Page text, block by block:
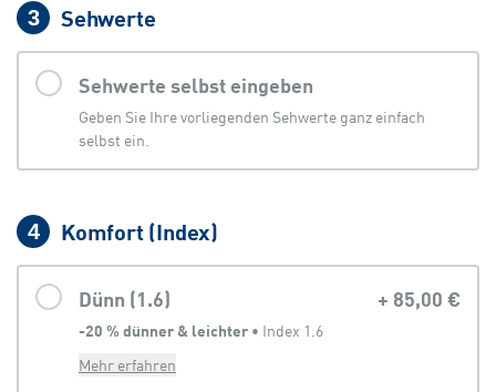
3 Sehwerte
Sehwerte selbst eingeben
Geben Sie Ihre vorliegenden Sehwerte ganz einfach
selbst ein.
4 Komfort (Index)
Dünn (1.6) + 85,00 €
-20 % dünner & leichter • Index 1.6
Mehr erfahren